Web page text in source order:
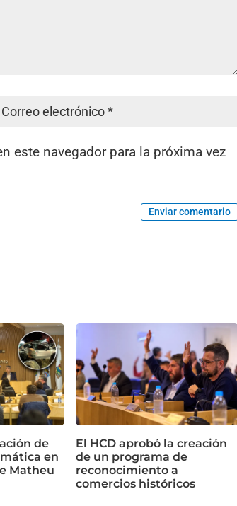
este navegador para la próxima vez
Enviar comentario
de
en
Matheu
El HCD aprobó la creación
de un programa de
reconocimiento a
comercios históricos